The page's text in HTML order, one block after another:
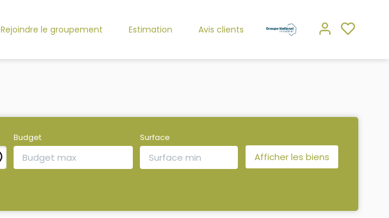
Rejoindre le groupement Estimation Avis clients
Budget Surface